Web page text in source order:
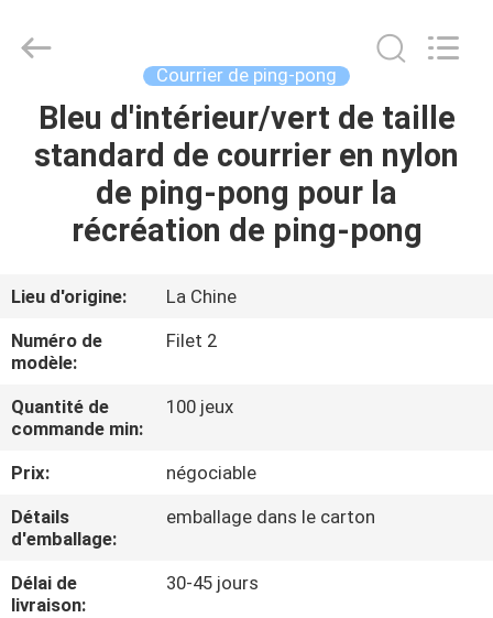
LA
MAISON
À
PROPOS
DE
NOUS
VISITE
DE
L'USINE
Dunya
Sports
Reserved.
Courrier de ping-pong
Bleu d'intérieur/vert de taille
standard de courrier en nylon
de ping-pong pour la
récréation de ping-pong
Lieu d'origine:
La Chine
Numéro de
modèle:
Filet 2
Quantité de
commande min:
100 jeux
Prix:
négociable
Détails
d'emballage:
emballage dans le carton
Délai de
livraison:
30-45 jours